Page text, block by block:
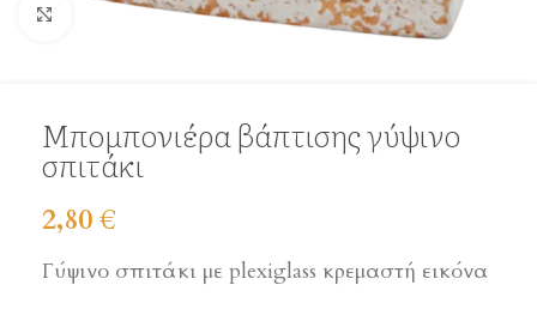
Click to enlarge
Μπομπονιέρα βάπτισης γύψινο
σπιτάκι
2,80€
Γύψινο σπιτάκι με plexiglass κρεμαστή εικόνα